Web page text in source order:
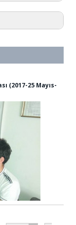
(2017-25 Mayıs-